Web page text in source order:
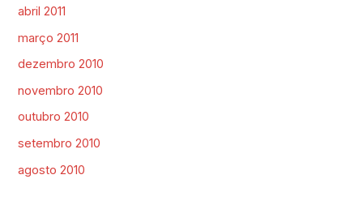
abril 2011
março 2011
dezembro 2010
novembro 2010
outubro 2010
setembro 2010
agosto 2010